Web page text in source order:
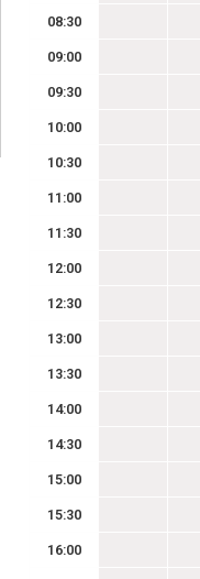
08:30
09:00
09:30
10:00
10:30
11:00
11:30
12:00
12:30
13:00
13:30
14:00
14:30
15:00
15:30
16:00